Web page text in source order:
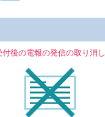
付後の電報の発信の取り消し